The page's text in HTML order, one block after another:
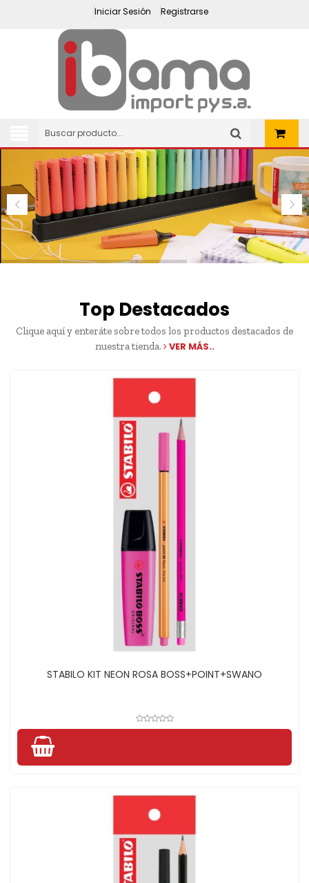
Iniciar Sesión Registrarse
Top Destacados
Clique aquí y enteráte sobre todos los productos destacados de
nuestra tienda. VER MÁS..
STABILO KIT NEON ROSA BOSS+POINT+SWANO